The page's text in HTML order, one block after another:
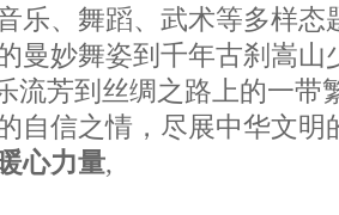
乐、舞蹈、武术等多
曼妙舞姿到千年古刹嵩山
流芳到丝绸之路上的一带
的自信之情，尽展中华
心力量,